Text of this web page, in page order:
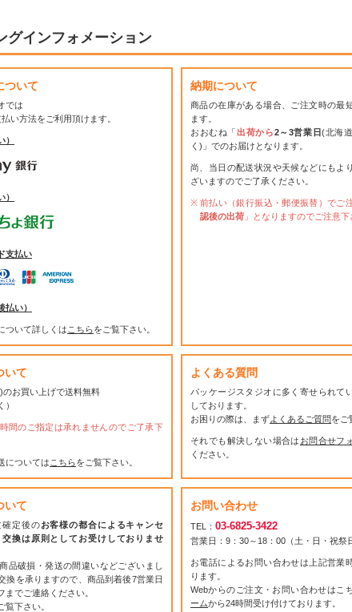
グインフォメーション
ついて
では
い方法をご利用頂けます。
）
）
支払い
払い）
ついて詳しくは こちらをご覧下さい。
納期について
商品の在庫がある場合、ご注文時の最
ます。
おおむね「出荷から2～3営業日(北海
く)」でのお届けとなります。
尚、当日の配送状況や天候などにもよ
ざいますのでご了承ください。
前払い（銀行振込・郵便振替）でご
認後の出荷 」となりますのでご注意下
いて
のお買い上げで送料無料
）
間のご指定は承れませんのでご了承下
については こちらをご覧下さい。
よくある質問
パッケージスタジオに多く寄せられて
しております。
お困りの際は、まずよくあるご質問をご
それでも解決しない場合は お問合せフ
ください。
いて
確定後のお客様の都合によるキャンセ
換は原則としてお受けしておりませ
品破損・発送の間違いなどございまし
換を承りますので、商品到着後7営業日
までご連絡ください。
覧下さい。
お問い合わせ
TEL： 03-6825-3422
営業日：9：30～18：00（土・日・祝祭
お電話によるお問い合わせは上記営業
ります。
Webからのご注文・お問い合わせはこ
ームから24時間受け付けております。